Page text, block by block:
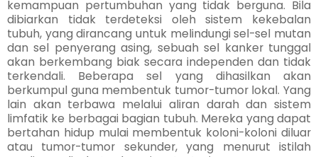
kemampuan pertumbuhan yang tidak berguna. Bila
dibiarkan tidak terdeteksi oleh sistem kekebalan
tubuh, yang dirancang untuk melindungi sel-sel mutan
dan sel penyerang asing, sebuah sel kanker tunggal
akan berkembang biak secara independen dan tidak
terkendali. Beberapa sel yang dihasilkan akan
berkumpul guna membentuk tumor-tumor lokal. Yang
lain akan terbawa melalui aliran darah dan sistem
limfatik ke berbagai bagian tubuh. Mereka yang dapat
bertahan hidup mulai membentuk koloni-koloni diluar
atau tumor-tumor sekunder, yang menurut istilah